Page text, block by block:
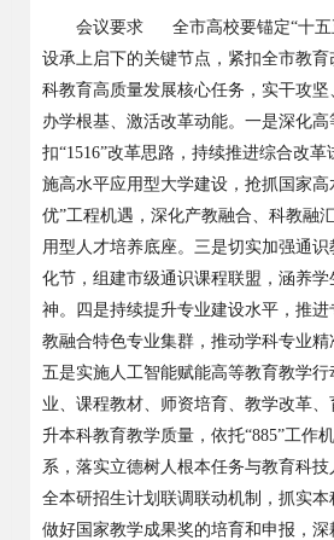
会议要求 全市高校要锚定“十五
设承上启下的关键节点，紧扣全市教
科教育高质量发展核心任务，实干攻
办学根基、激活改革动能。一是深化
扣“1516”改革思路，持续推进综合改革
施高水平应用型大学建设，抢抓国家
优”工程机遇，深化产教融合、科教融
用型人才培养底座。三是切实加强通
化节，组建市级通识课程联盟，涵养
神。四是持续提升专业建设水平，推
教融合特色专业集群，推动学科专业精
五是实施人工智能赋能高等教育教学行
业、课程教材、师资培育、教学改革
升本科教育教学质量，依托“885”工作
系，落实立德树人根本任务与教育科
全本研招生计划联调联动机制，抓实
做好国家教学成果奖的培育和申报，